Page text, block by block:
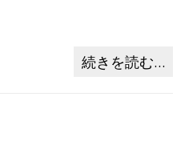
続きを読む…